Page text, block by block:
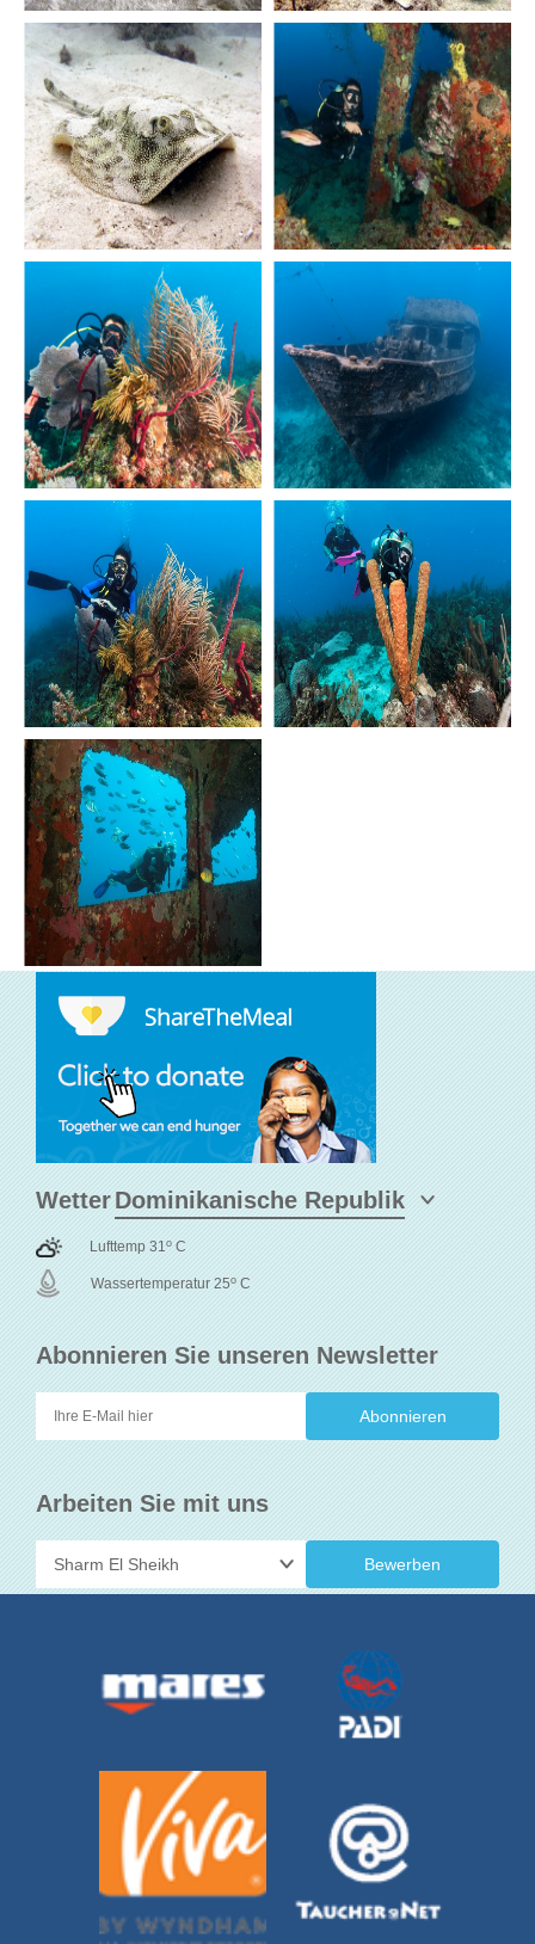
Abonnieren Sie unseren Newsletter
Arbeiten Sie mit uns
Bewerben
Wetter
Lufttemp 31o C
Wassertemperatur 25o C